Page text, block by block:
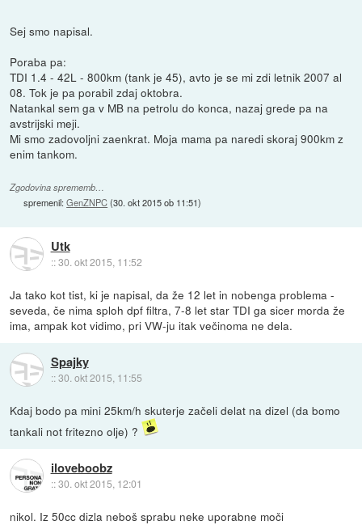
Sej smo napisal.
Poraba pa:
TDI 1.4 - 42L - 800km (tank je 45), avto je se mi zdi letnik 2007 al
08. Tok je pa porabil zdaj oktobra.
Natankal sem ga v MB na petrolu do konca, nazaj grede pa na
avstrijski meji.
Mi smo zadovoljni zaenkrat. Moja mama pa naredi skoraj 900km z
enim tankom.
Zgodovina sprememb…
spremenil:GenZNPC(30. okt 2015 ob 11:51)
Utk
::30. okt 2015, 11:52
Ja tako kot tist, ki je napisal, da že 12 let in nobenga problema -
seveda, če nima sploh dpf filtra, 7-8 let star TDI ga sicer morda že
ima, ampak kot vidimo, pri VW-ju itak večinoma ne dela.
Spajky
::30. okt 2015, 11:55
Kdaj bodo pa mini 25km/h skuterje začeli delat na dizel (da bomo
tankali not fritezno olje) ?
iloveboobz
::30. okt 2015, 12:01
nikol. Iz 50cc dizla neboš sprabu neke uporabne moči